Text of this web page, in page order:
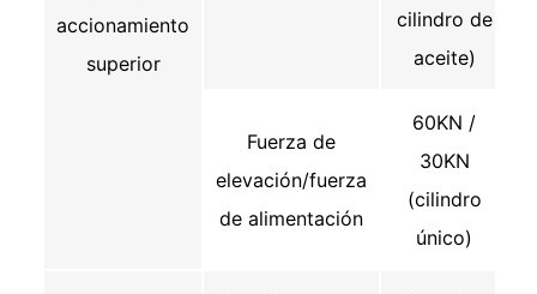
accionamiento
superior
cilindro de
aceite)
Fuerza de
elevación/fuerza
de alimentación
60KN /
30KN
(cilindro
único)